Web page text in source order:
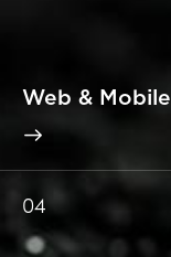
Web & Mobile
04